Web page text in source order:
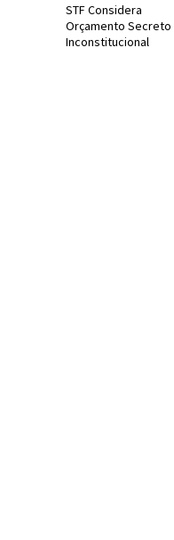
STF Considera
Orçamento Secreto
Inconstitucional